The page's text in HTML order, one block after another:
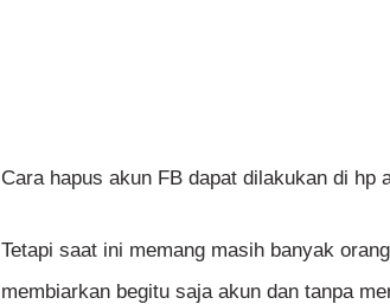
Cara hapus akun FB dapat dilakukan di hp
Tetapi saat ini memang masih banyak
membiarkan begitu saja akun dan tanpa